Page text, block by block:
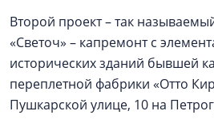
Второй проект – так
«Светоч» – капремонт с
исторических зданий бывшей
переплетной фабрики «Отто
Пушкарской улице, 10 на